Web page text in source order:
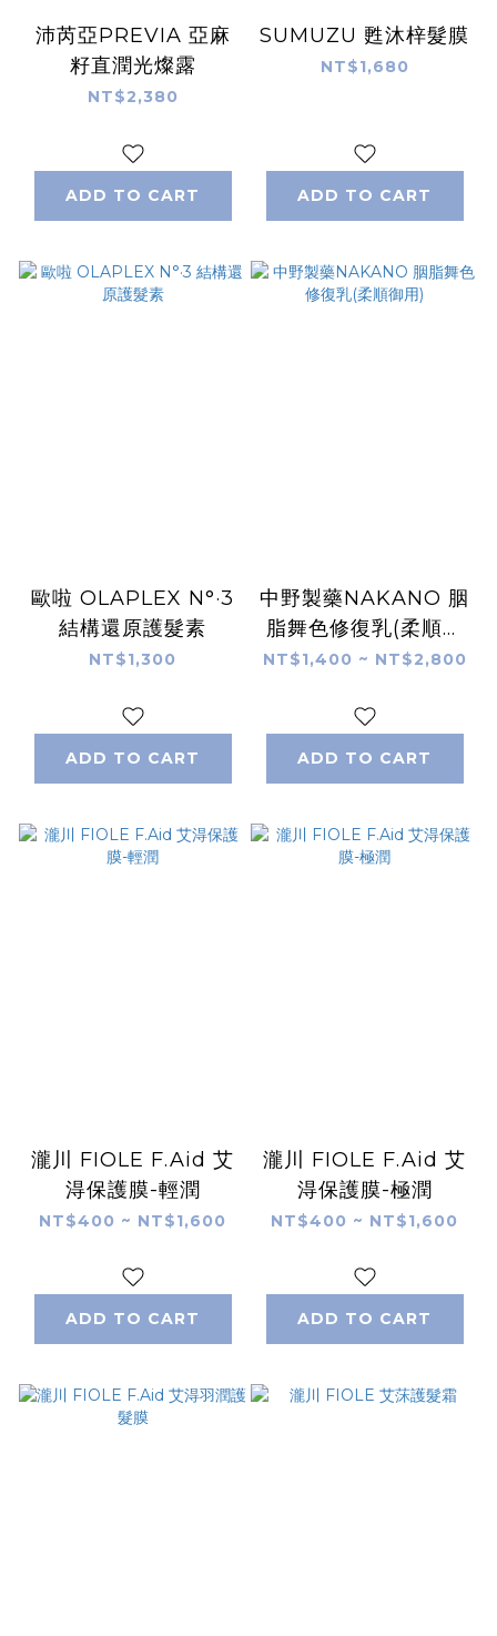
沛芮亞PREVIA 亞麻
籽直潤光燦露
NT$2,380
ADD TO CART
SUMUZU 甦沐梓髮膜
NT$1,680
ADD TO CART
歐啦 OLAPLEX N°·3
結構還原護髮素
NT$1,300
ADD TO CART
中野製藥NAKANO 胭
脂舞色修復乳(柔順御
用)
NT$1,400 ~ NT$2,800
ADD TO CART
瀧川 FIOLE F.Aid 艾
淂保護膜-輕潤
NT$400 ~ NT$1,600
ADD TO CART
瀧川 FIOLE F.Aid 艾
淂保護膜-極潤
NT$400 ~ NT$1,600
ADD TO CART